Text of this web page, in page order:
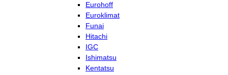
Eurohoff
Euroklimat
Funai
Hitachi
IGC
Ishimatsu
Kentatsu